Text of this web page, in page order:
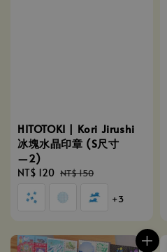
HITOTOKI | Kori Jirushi
冰塊水晶印章 (S尺寸
―2)
Sale
NT$ 120 Regular
NT$ 150
+3